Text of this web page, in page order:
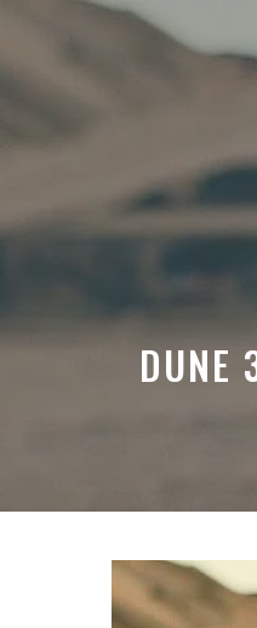
DUNE